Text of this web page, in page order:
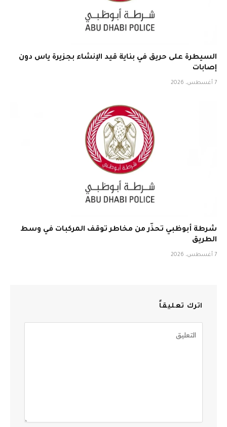
السيطرة على حريق في بناية قيد الإنشاء بجزيرة ياس دون
إصابات
7 أغسطس، 2026
شرطة أبوظبي تحذّر من مخاطر توقف المركبات في وسط
الطريق
7 أغسطس، 2026
اترك تعليقاً